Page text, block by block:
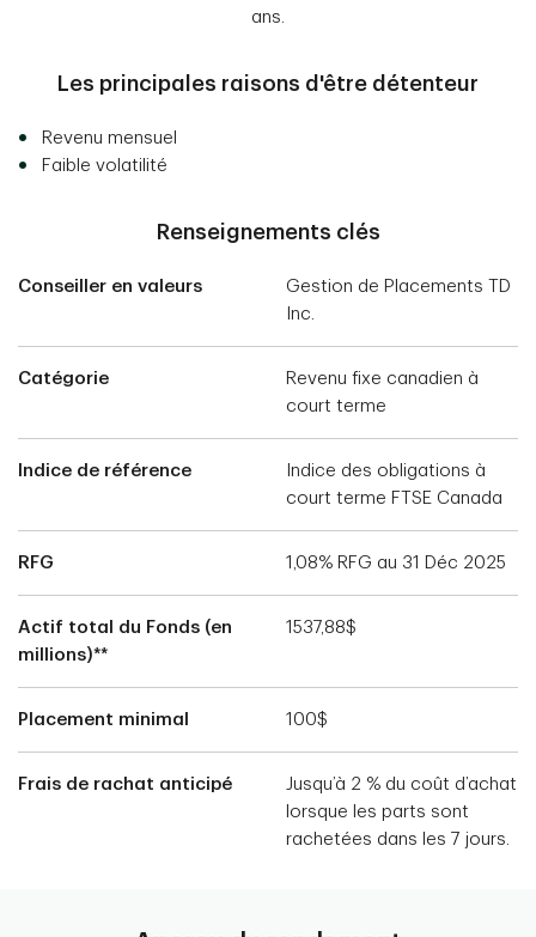
ans.
Les principales raisons d'être détenteur
Revenu mensuel
Faible volatilité
Renseignements clés
Conseiller en valeurs
Gestion de Placements TD
Inc.
Catégorie
Revenu fixe canadien à
court terme
Indice de référence
Indice des obligations à
court terme FTSE Canada
RFG 1,08% RFG au 31 Déc 2025
Actif total du Fonds (en
millions)**
1537,88$
Placement minimal 100$
Frais de rachat anticipé
Jusqu’à 2 % du coût d’achat
lorsque les parts sont
rachetées dans les 7 jours.